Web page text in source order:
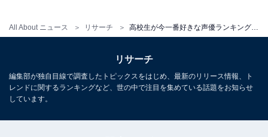
All About ニュース リサーチ
リサーチ
編集部が独自目線で調査したトピックスをはじめ、最新のリリース情報、ト
レンドに関するランキングなど、世の中で注目を集めている話題をお知らせ
しています。